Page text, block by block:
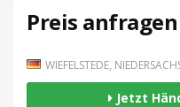
Preis anfragen
WIEFELSTEDE,
Jetzt